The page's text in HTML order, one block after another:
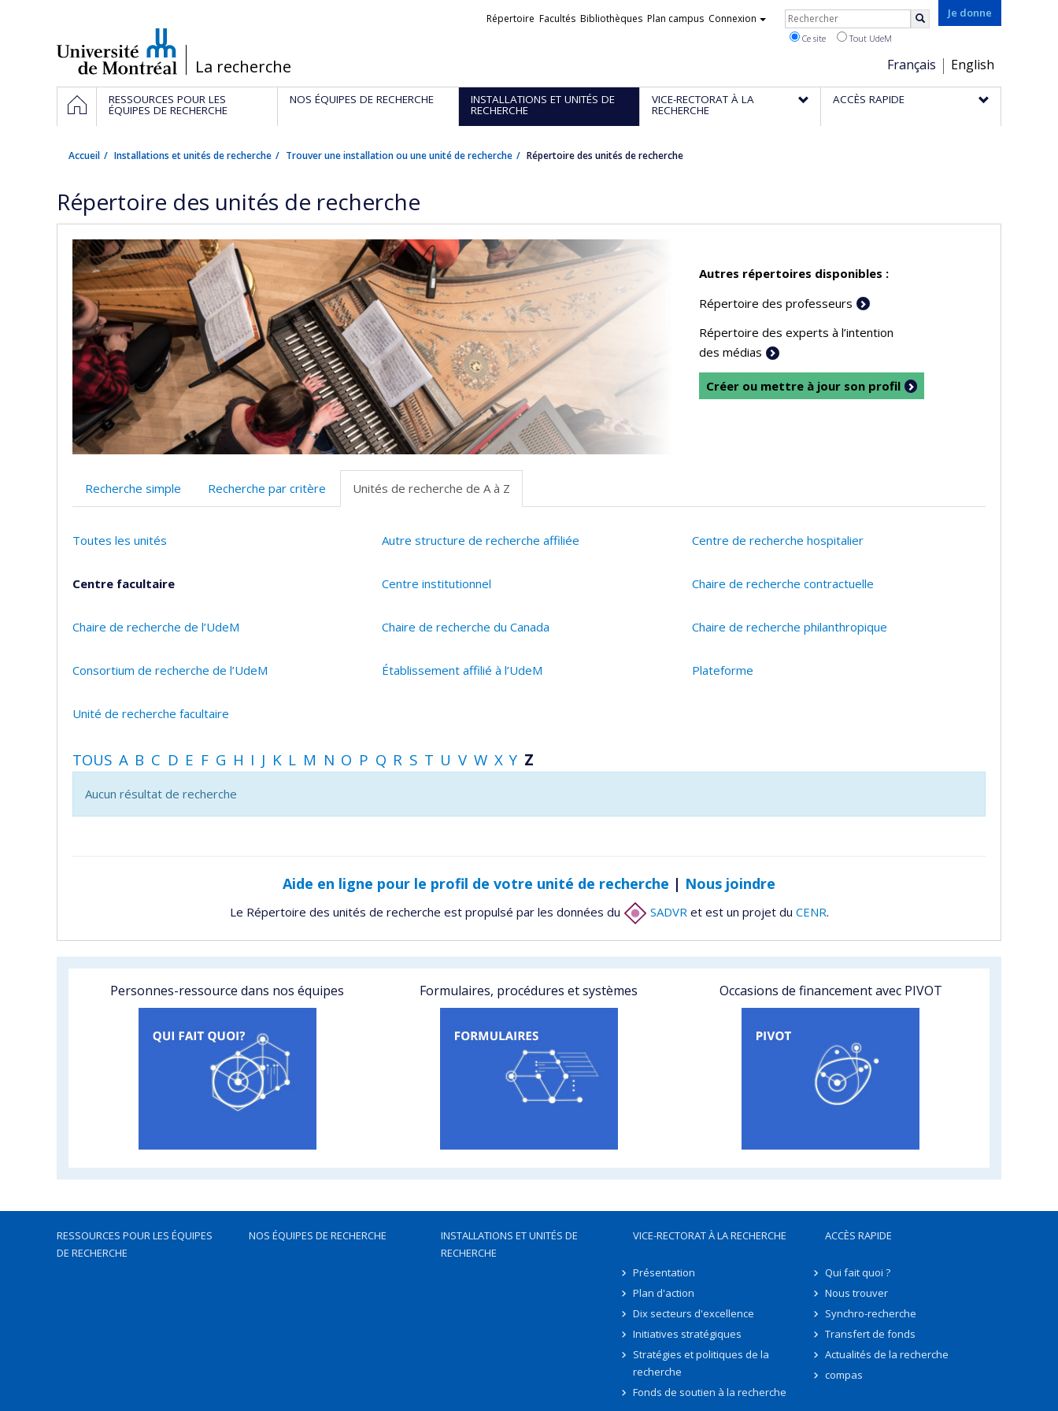
/La recherche
Je donne
Choix
de
la
Français English
Liens
Répertoire Facultés Bibliothèques Plan campus Connexion Rechercher
Ce site Tout UdeM
Navigation
principale
ACCUEILRESSOURCES POUR LES
ÉQUIPES DE RECHERCHE
NOS ÉQUIPES DE RECHERCHE INSTALLATIONS ET UNITÉS DE
RECHERCHE
VICE-RECTORAT À LA
RECHERCHE
ACCÈS RAPIDE
Accueil Installations et unités de recherche Trouver une installation ou une unité de recherche Répertoire des unités de recherche
Répertoire des unités de recherche
Autres répertoires disponibles :
Répertoire des professeurs
Répertoire des experts à l’intention
des médias
Créer ou mettre à jour son profil
Recherche simple Recherche par critère Unités de recherche de A à Z
Toutes les unités Autre structure de recherche affiliée Centre de recherche hospitalier
Centre facultaire Centre institutionnel Chaire de recherche contractuelle
Chaire de recherche de l’UdeM Chaire de recherche du Canada Chaire de recherche philanthropique
Consortium de recherche de l’UdeM Établissement affilié à l’UdeM Plateforme
Unité de recherche facultaire
TOUS A B C D E F G H I J K L M N O P Q R S T U V W X Y Z
Aucun résultat de recherche
Aide en ligne pour le profil de votre unité de recherche | Nous joindre
Le Répertoire des unités de recherche est propulsé par les données du SADVR et est un projet du CENR.
Personnes-ressource dans nos équipes Formulaires, procédures et systèmes Occasions de financement avec PIVOT
RESSOURCES POUR LES ÉQUIPES
DE RECHERCHE
NOS ÉQUIPES DE RECHERCHE
INSTALLATIONS ET UNITÉS DE
RECHERCHE
VICE-RECTORAT À LA RECHERCHE
Présentation
Plan d'action
Dix secteurs d'excellence
Initiatives stratégiques
Stratégies et politiques de la
recherche
Fonds de soutien à la recherche
ACCÈS RAPIDE
Qui fait quoi ?
Nous trouver
Synchro-recherche
Transfert de fonds
Actualités de la recherche
compas